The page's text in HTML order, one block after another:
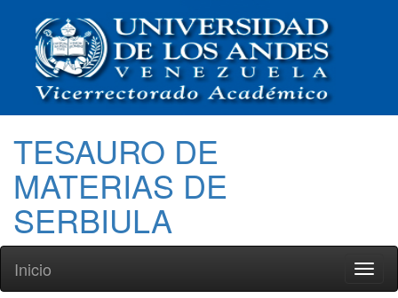
TESAURO DE
MATERIAS DE
SERBIULA
Inicio